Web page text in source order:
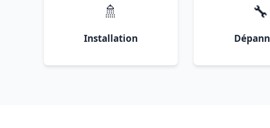
🚿
Installation
🔧